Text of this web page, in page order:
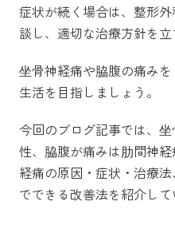
症状が続く場合は、整形
談し、適切な治療方針を立
坐骨神経痛や脇腹の痛み
生活を目指しましょう。
今回のブログ記事では、
性、脇腹が痛みは肋間神
経痛の原因・症状・治療
でできる改善法を紹介して